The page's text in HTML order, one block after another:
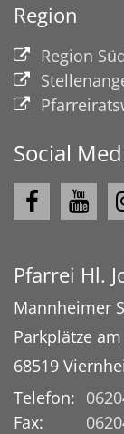
Region
Region
Social
Pfarrei Hl.
Mannheimer
Parkplätze
68519
Telefon:
Fax: